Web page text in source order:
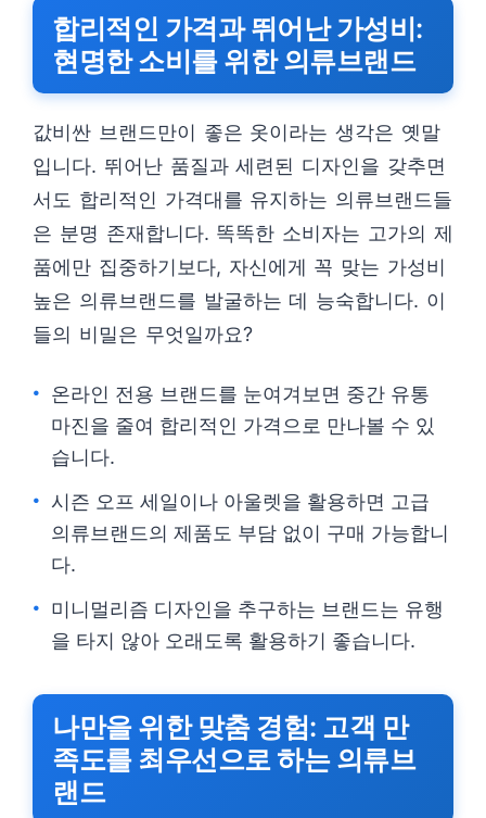
합리적인 가격과 뛰어난 가성비:
현명한 소비를 위한 의류브랜드
값비싼 브랜드만이 좋은 옷이라는 생각은 옛말
입니다. 뛰어난 품질과 세련된 디자인을 갖추면
서도 합리적인 가격대를 유지하는 의류브랜드들
은 분명 존재합니다. 똑똑한 소비자는 고가의 제
품에만 집중하기보다, 자신에게 꼭 맞는 가성비
높은 의류브랜드를 발굴하는 데 능숙합니다. 이
들의 비밀은 무엇일까요?
온라인 전용 브랜드를 눈여겨보면 중간 유통
마진을 줄여 합리적인 가격으로 만나볼 수 있
습니다.
시즌 오프 세일이나 아울렛을 활용하면 고급
의류브랜드의 제품도 부담 없이 구매 가능합니
다.
미니멀리즘 디자인을 추구하는 브랜드는 유행
을 타지 않아 오래도록 활용하기 좋습니다.
나만을 위한 맞춤 경험: 고객 만
족도를 최우선으로 하는 의류브
랜드